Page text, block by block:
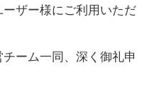
ザー様にご利用いただ
ーム一同、深く御礼申